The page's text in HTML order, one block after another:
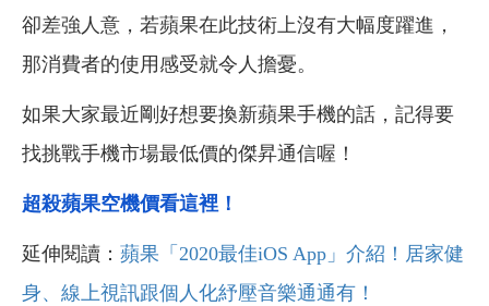
卻差強人意，若蘋果在此技術上沒有大幅度躍進，
那消費者的使用感受就令人擔憂。
如果大家最近剛好想要換新蘋果手機的話，記得要
找挑戰手機市場最低價的傑昇通信喔！
超殺蘋果空機價看這裡！
延伸閱讀： 蘋果「2020最佳iOS App」介紹！居家健
身、線上視訊跟個人化紓壓音樂通通有！